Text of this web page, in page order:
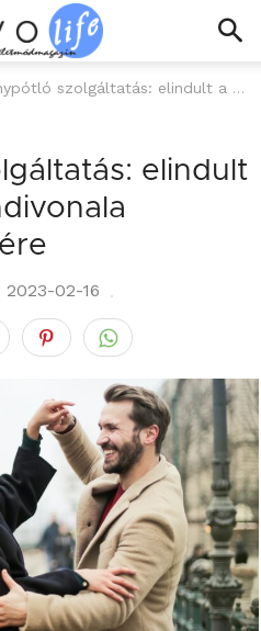
szolgáltatás: elindult a világ első randivonala oltatlanok részére
elindult
2023-02-16